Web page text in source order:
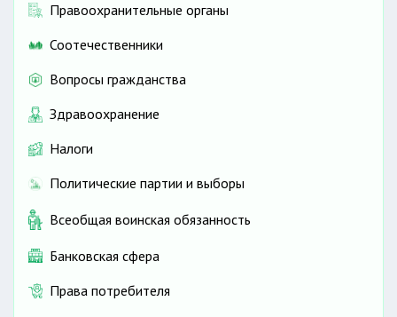
Правоохранительные органы
Соотечественники
Вопросы гражданства
Здравоохранение
Налоги
Политические партии и выборы
Всеобщая воинская обязанность
Банковская сфера
Права потребителя